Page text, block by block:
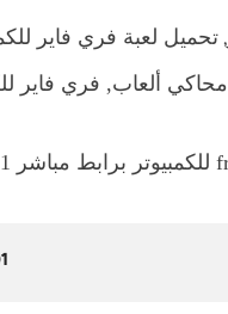
تحميل لعبة فري فاير
محاكي ألعاب, فري فاير